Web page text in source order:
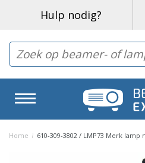
Hulp nodig?
Home / 610-309-3802 / LMP73 Merk